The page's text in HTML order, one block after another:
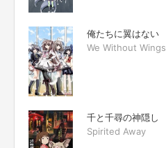
俺たちに翼はない
We Without Wings
千と千尋の神隠し
Spirited Away